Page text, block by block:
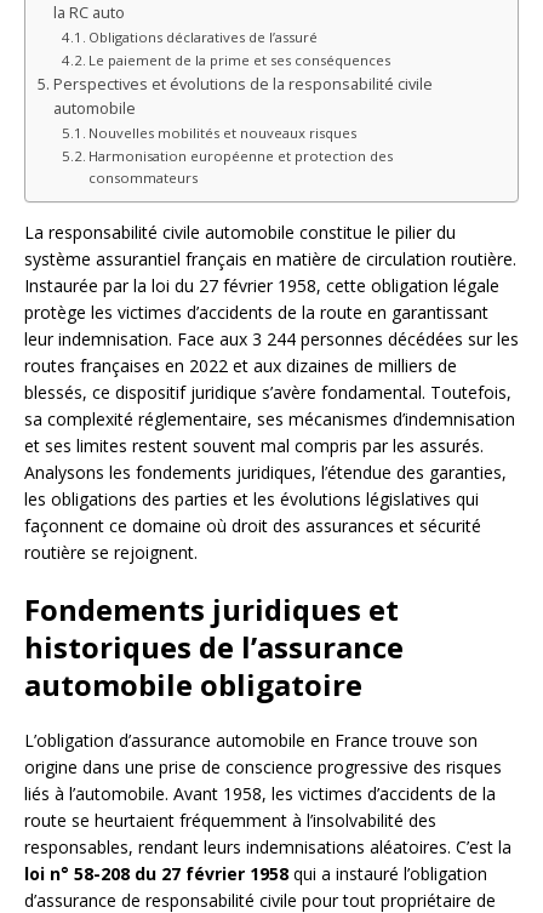
la RC auto
Obligations déclaratives de l’assuré
Le paiement de la prime et ses conséquences
Perspectives et évolutions de la responsabilité civile
automobile
Nouvelles mobilités et nouveaux risques
Harmonisation européenne et protection des
consommateurs
La responsabilité civile automobile constitue le pilier du
système assurantiel français en matière de circulation routière.
Instaurée par la loi du 27 février 1958, cette obligation légale
protège les victimes d’accidents de la route en garantissant
leur indemnisation. Face aux 3 244 personnes décédées sur les
routes françaises en 2022 et aux dizaines de milliers de
blessés, ce dispositif juridique s’avère fondamental. Toutefois,
sa complexité réglementaire, ses mécanismes d’indemnisation
et ses limites restent souvent mal compris par les assurés.
Analysons les fondements juridiques, l’étendue des garanties,
les obligations des parties et les évolutions législatives qui
façonnent ce domaine où droit des assurances et sécurité
routière se rejoignent.
Fondements juridiques et
historiques de l’assurance
automobile obligatoire
L’obligation d’assurance automobile en France trouve son
origine dans une prise de conscience progressive des risques
liés à l’automobile. Avant 1958, les victimes d’accidents de la
route se heurtaient fréquemment à l’insolvabilité des
responsables, rendant leurs indemnisations aléatoires. C’est la
loi n° 58-208 du 27 février 1958 qui a instauré l’obligation
d’assurance de responsabilité civile pour tout propriétaire de